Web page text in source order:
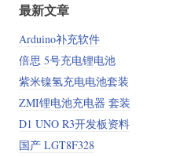
最新文章
Arduino补充软件
倍思 5号充电锂电池
紫米镍氢充电电池套装
ZMI锂电池充电器 套装
D1 UNO R3开发板资料
国产 LGT8F328